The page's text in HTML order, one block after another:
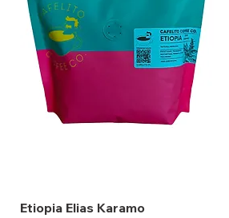
Etiopia Elias Karamo